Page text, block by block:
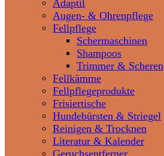
Adaptil
Augen- & Ohrenpflege
Fellpflege
Schermaschinen
Shampoos
Trimmer & Scheren
Fellkämme
Fellpflegeprodukte
Frisiertische
Hundebürsten & Striegel
Reinigen & Trocknen
Literatur & Kalender